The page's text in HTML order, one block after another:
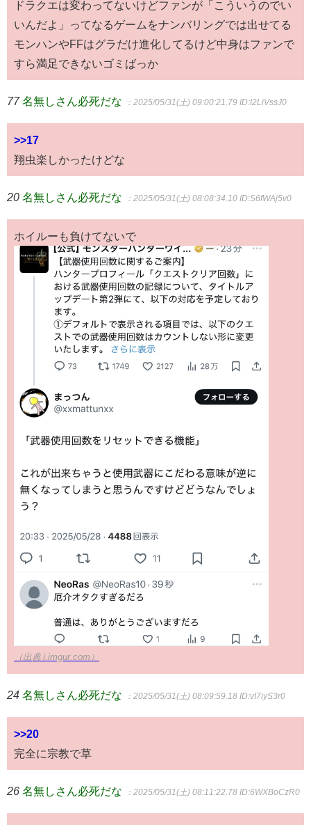
ドラクエは変わってないけどファンが「こういうのでい
いんだよ」ってなるゲームをナンバリングでは出せてる
モンハンやFFはグラだけ進化してるけど中身はファンで
すら満足できないゴミばっか
77 名無しさん必死だな ：2025/05/31(土) 09:00:21.79 ID:I2LiVssJ0
>>17
翔虫楽しかったけどな
20 名無しさん必死だな ：2025/05/31(土) 08:08:34.10 ID:S6fWAj5v0
ホイルーも負けてないで
（出典 i.imgur.com）
24 名無しさん必死だな ：2025/05/31(土) 08:09:59.18 ID:vI7iyS3r0
>>20
完全に宗教で草
26 名無しさん必死だな ：2025/05/31(土) 08:11:22.78 ID:6WXBoCzR0